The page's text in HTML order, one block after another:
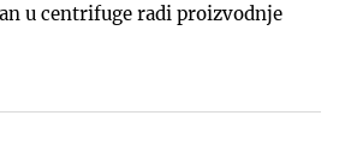
u centrifuge radi proizvodnje